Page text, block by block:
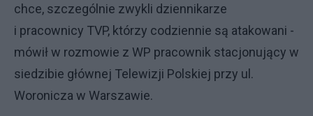
chce, szczególnie zwykli dziennikarze
i pracownicy TVP, którzy codziennie są atakowani -
mówił w rozmowie z WP pracownik stacjonujący w
siedzibie głównej Telewizji Polskiej przy ul.
Woronicza w Warszawie.